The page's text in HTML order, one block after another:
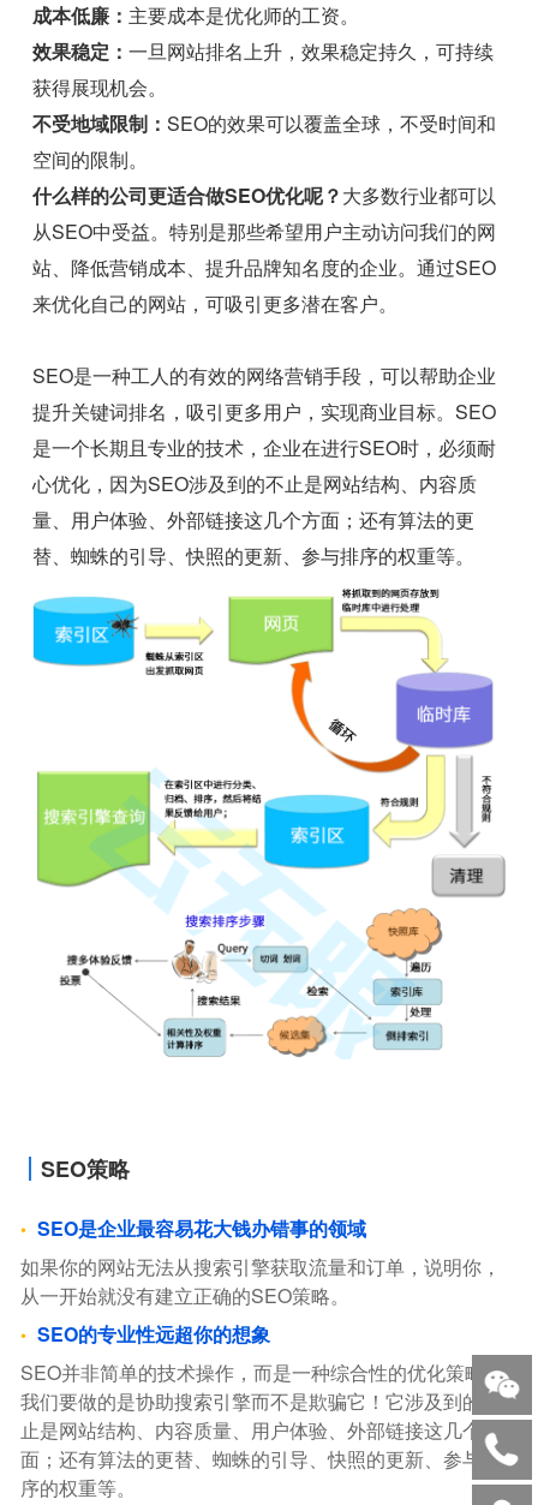
成本低廉： 主要成本是优化师的工资。
效果稳定：一旦网站排名上升，效果稳定持久，可持续
获得展现机会。
不受地域限制：SEO的效果可以覆盖全球，不受时间和
空间的限制。
什么样的公司更适合做SEO优化呢？大多数行业都可以
从SEO中受益。特别是那些希望用户主动访问我们的网
站、降低营销成本、提升品牌知名度的企业。通过SEO
来优化自己的网站，可吸引更多潜在客户。
SEO是一种工人的有效的网络营销手段，可以帮助企业
提升关键词排名，吸引更多用户，实现商业目标。SEO
是一个长期且专业的技术，企业在进行SEO时，必须耐
心优化，因为SEO涉及到的不止是网站结构、内容质
量、用户体验、外部链接这几个方面；还有算法的更
替、蜘蛛的引导、快照的更新、参与排序的权重等。
SEO策略
SEO是企业最容易花大钱办错事的领域
如果你的网站无法从搜索引擎获取流量和订单，说明你，
从一开始就没有建立正确的SEO策略。
SEO的专业性远超你的想象
SEO并非简单的技术操作，而是一种综合性的优化策略。
我们要做的是协助搜索引擎而不是欺骗它！它涉及到的不
止是网站结构、内容质量、用户体验、外部链接这几个方
面；还有算法的更替、蜘蛛的引导、快照的更新、参与排
序的权重等。